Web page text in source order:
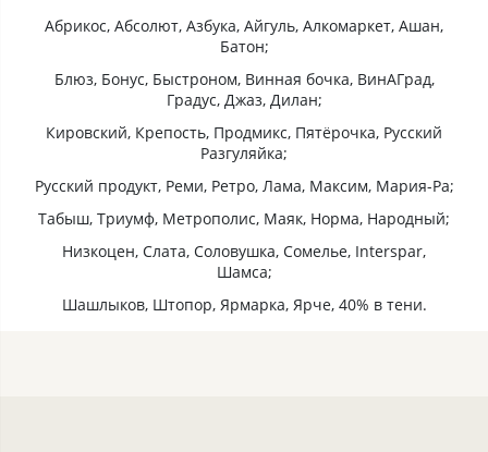
Абрикос, Абсолют, Азбука, Айгуль, Алкомаркет, Ашан,
Батон;
Блюз, Бонус, Быстроном, Винная бочка, ВинАГрад,
Градус, Джаз, Дилан;
Кировский, Крепость, Продмикс, Пятёрочка, Русский
Разгуляйка;
Русский продукт, Реми, Ретро, Лама, Максим, Мария-Ра;
Табыш, Триумф, Метрополис, Маяк, Норма, Народный;
Низкоцен, Слата, Соловушка, Сомелье, Interspar,
Шамса;
Шашлыков, Штопор, Ярмарка, Ярче, 40% в тени.